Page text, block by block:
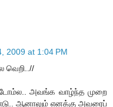
2009 at 1:04 PM
வெறி..//
அவங்க வாழ்ந்த முறை
ஆனாலும் எனக்கு அவரைப்